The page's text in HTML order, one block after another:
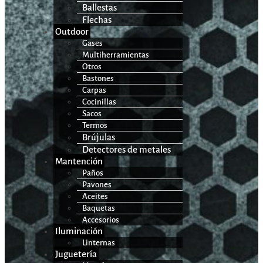
Ballestas
Flechas
Outdoor
Gases
Multiherramientas
Otros
Bastones
Carpas
Cocinillas
Sacos
Termos
Brújulas
Detectores de metales
Mantención
Paños
Pavones
Aceites
Baquetas
Accesorios
Iluminación
Linternas
Juguetería